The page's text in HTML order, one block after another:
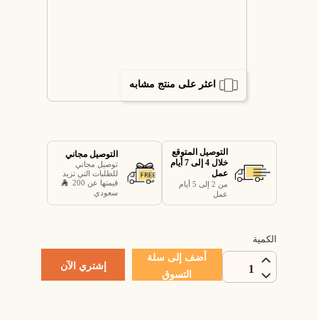
اعثر على منتج مشابه
التوصيل المتوقع
خلال 4 إلى 7 أيام
عمل
من 2 إلى 5 أيام
عمل
التوصيل مجاني
توصيل مجاني
للطلبات التي تزيد
قيمتها عن 200
سعودي
الكمية
1
أضف إلى سلة
التسوق
إشتري الآن